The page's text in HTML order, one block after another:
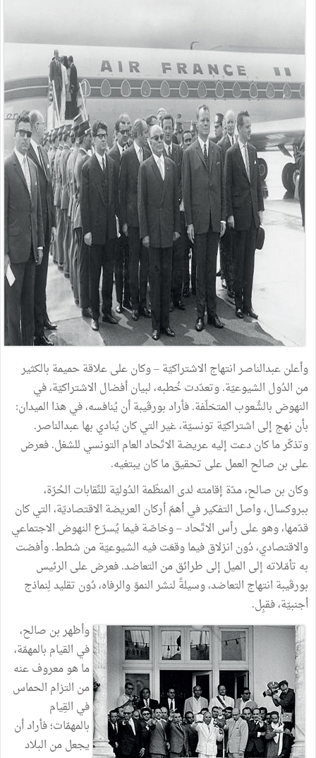
وأعلن عبدالناصر انتهاج الاشتراكيّة – وكان على علاقة حميمة بالكثير
من الدُول الشيوعيّة. وتعدّدت خُطبه، لبيان أفضال الاشتراكيّة، في
النهوض بالشُعوب المتخلّفة. فأراد بورڨيبة أن يُنافسه، في هذا الميدان:
بأن نهج إلى اشتراكيّة تونسيّة، غير التي كان يُنادي بها عبدالناصر.
وتذكّر ما كان دعت إليه عريضة الاتّحاد العام التونسي للشغل. فعرض
على بن صالح العمل على تحقيق ما كان يبتغيه.
وكان بن صالح، مدّة إقامته لدى المنظّمة الدُوليّة للنِّقابات الحُرّة،
ببروكسال، واصل التفكير في أهمّ أركان العريضة الاقتصاديّة، التي كان
قدّمها، وهو على رأس الاتّحاد – وخاصّة فيما يُسرّع النهوض الاجتماعي
والاقتصادي، دُون انزلاق فيما وقعَت فيه الشيوعيّة من شطط. وأفضت
به تأمّلاته إلى الميل إلى طرائق من التعاضد. فعرض على الرئيس
بورڨيبة انتهاج التعاضد، وسيلةً لنشر النموّ والرفاه، دُون تقليد لِنماذج
أجنبيّة، فقبِل.
وأظهر بن صالح،
في القيام بالمهمّة،
ما هو معروف عنه
من التزام الحماس
في القِيام
بالمهمّات؛ فأراد أن
يجعل من البلاد